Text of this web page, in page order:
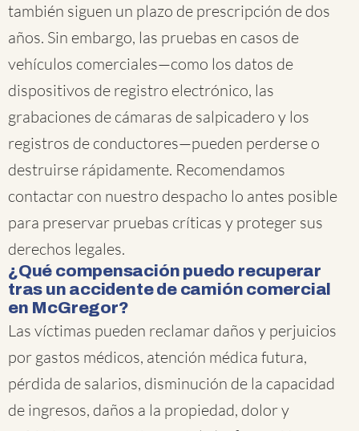
también siguen un plazo de prescripción de dos
años. Sin embargo, las pruebas en casos de
vehículos comerciales—como los datos de
dispositivos de registro electrónico, las
grabaciones de cámaras de salpicadero y los
registros de conductores—pueden perderse o
destruirse rápidamente. Recomendamos
contactar con nuestro despacho lo antes posible
para preservar pruebas críticas y proteger sus
derechos legales.
¿Qué compensación puedo recuperar
tras un accidente de camión comercial
en McGregor?
Las víctimas pueden reclamar daños y perjuicios
por gastos médicos, atención médica futura,
pérdida de salarios, disminución de la capacidad
de ingresos, daños a la propiedad, dolor y